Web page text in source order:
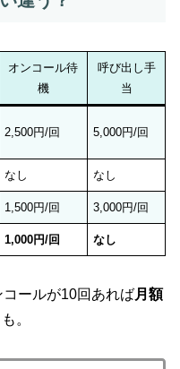
オンコール待
機
呼び出し手
当
2,500円/回 5,000円/回
なし なし
1,500円/回 3,000円/回
1,000円/回 なし
ールが10回あれば月額
。